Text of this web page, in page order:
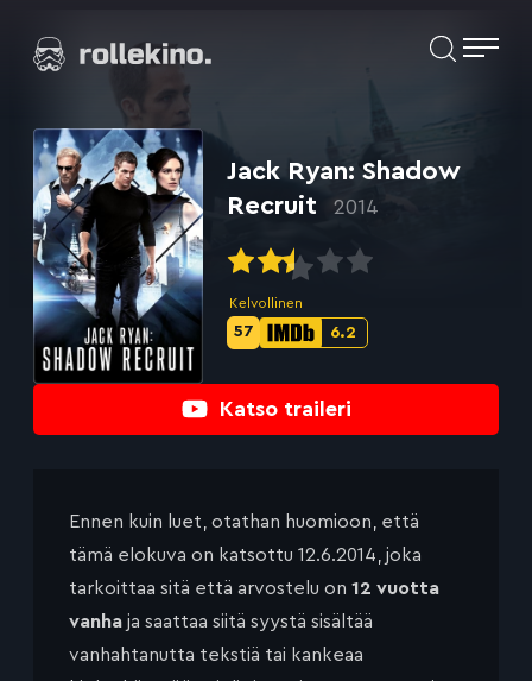
suoraan
Elokuvat ja elokuva-arviot | Rollekino.fi
jälkeen.
Katso traileri
Jack Ryan: Shadow
Recruit
2014
Kelvollinen
IMDb-
6.2
Metascore-
57
Ennen kuin luet, otathan huomioon, että
tämä elokuva on katsottu 12.6.2014, joka
tarkoittaa sitä että arvostelu on 12 vuotta
vanha ja saattaa siitä syystä sisältää
vanhahtanutta tekstiä tai kankeaa